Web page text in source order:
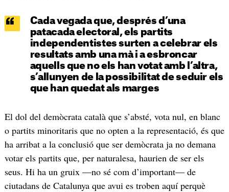
Cada vegada que, després d’una
patacada electoral, els partits
independentistes surten a celebrar els
resultats amb una mà i a esbroncar
aquells que no els han votat amb l’altra,
s’allunyen de la possibilitat de seduir els
que han quedat als marges
El dol del demòcrata català que s’absté, vota nul, en blanc
o partits minoritaris que no opten a la representació, és que
ha arribat a la conclusió que ser demòcrata ja no demana
votar els partits que, per naturalesa, haurien de ser els
seus. Hi ha un gruix —no sé com d’important— de
ciutadans de Catalunya que avui es troben aquí perquè